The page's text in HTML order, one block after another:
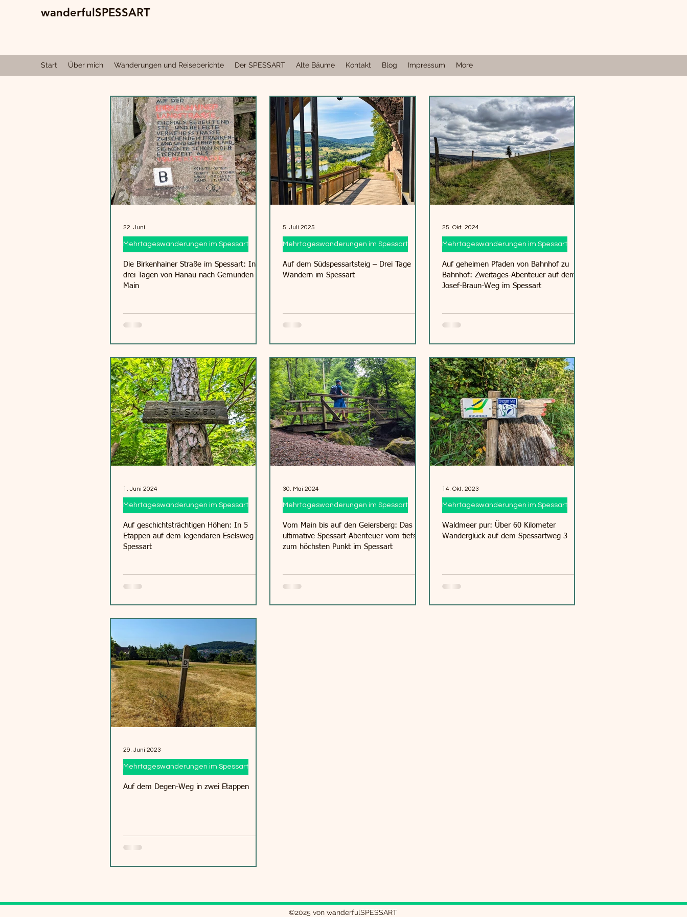
wanderfulSPESSART
Start Über mich Wanderungen und Reiseberichte Der SPESSART Alte Bäume Kontakt Blog Impressum More
Die Birkenhainer Straße im Spessart: In
drei Tagen von Hanau nach Gemünden am
Main
Mehrtageswanderungen im Spessart
22. Juni
Auf dem Südspessartsteig – Drei Tage
Wandern im Spessart
Mehrtageswanderungen im Spessart
5. Juli 2025
Auf geheimen Pfaden von Bahnhof zu
Bahnhof: Zweitages-Abenteuer auf dem
Josef-Braun-Weg im Spessart
Mehrtageswanderungen im Spessart
25. Okt. 2024
Auf geschichtsträchtigen Höhen: In 5
Etappen auf dem legendären Eselsweg im
Spessart
Mehrtageswanderungen im Spessart
1. Juni 2024
Vom Main bis auf den Geiersberg: Das
ultimative Spessart-Abenteuer vom tiefsten
zum höchsten Punkt im Spessart
Mehrtageswanderungen im Spessart
30. Mai 2024
Waldmeer pur: Über 60 Kilometer
Wanderglück auf dem Spessartweg 3
Mehrtageswanderungen im Spessart
14. Okt. 2023
Auf dem Degen-Weg in zwei Etappen
Mehrtageswanderungen im Spessart
29. Juni 2023
©2025 von wanderfulSPESSART